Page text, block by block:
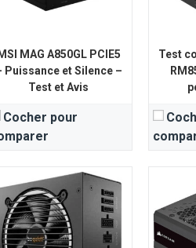
MSI MAG A850GL PCIE5
Puissance et Silence –
Test et Avis
Cocher pour
Test